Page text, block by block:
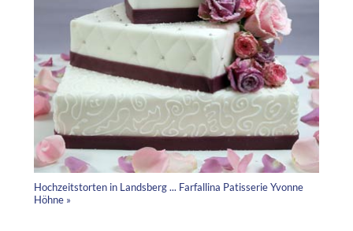
Hochzeitstorten in Landsberg ... Farfallina Patisserie Yvonne
Höhne »